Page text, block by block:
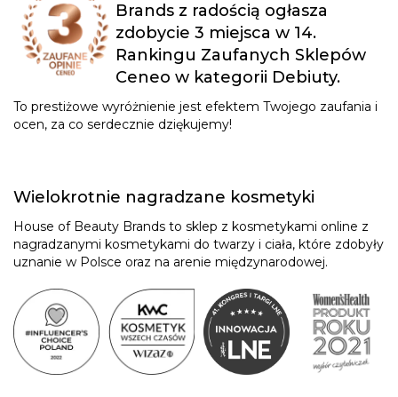
Brands z radością ogłasza
zdobycie 3 miejsca w 14.
Rankingu Zaufanych Sklepów
Ceneo w kategorii Debiuty.
To prestiżowe wyróżnienie jest efektem Twojego zaufania i
ocen, za co serdecznie dziękujemy!
Wielokrotnie nagradzane kosmetyki
House of Beauty Brands to sklep z kosmetykami online z
nagradzanymi kosmetykami do twarzy i ciała, które zdobyły
uznanie w Polsce oraz na arenie międzynarodowej.